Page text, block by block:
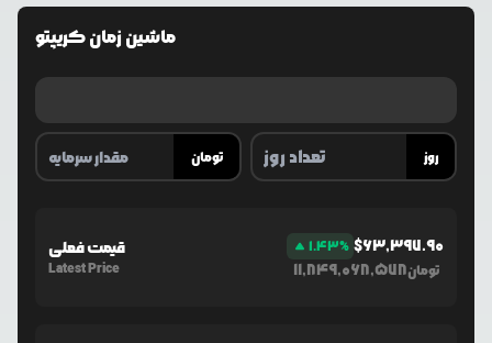
ماشین زمان کریپتو
تومان روز
قیمت فعلی
Latest Price
1.43% $63,397.90
11,849,068,578تومان